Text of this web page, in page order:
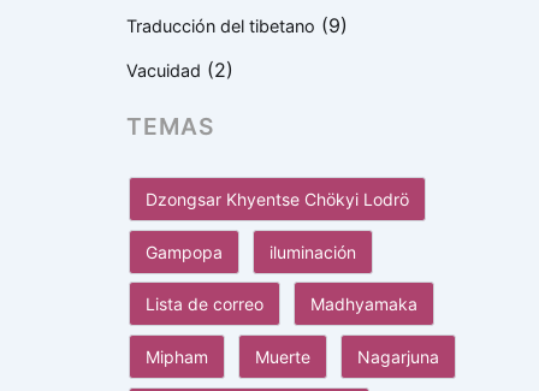
Traducción del tibetano (9)
Vacuidad (2)
TEMAS
Dzongsar Khyentse Chökyi Lodrö
Gampopa iluminación
Lista de correo Madhyamaka
Mipham Muerte Nagarjuna